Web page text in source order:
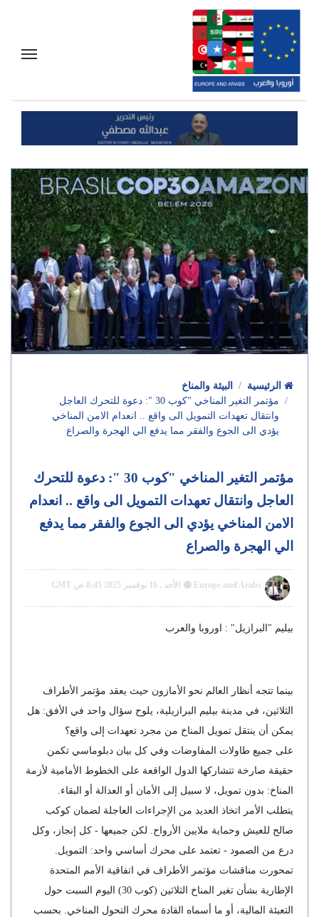
البيئة والمناخ
مؤتمر التغير المناخي "كوب 30 ": دعوة للتحرك العاجل
وانتقال تعهدات التمويل الى واقع .. انعدام الامن المناخي
يؤدي الى الجوع والفقر مما يدفع الي الهجرة والصراع
مؤتمر التغير المناخي "كوب 30 ": دعوة للتحرك
العاجل وانتقال تعهدات التمويل الى واقع .. انعدام
الامن المناخي يؤدي الى الجوع والفقر مما يدفع
الي الهجرة والصراع
Europe and Arabs الأحد , 16 نوفمبر 2025 8:45 ص GMT
بيليم "البرازيل" : اوروبا والعرب
بينما تتجه أنظار العالم نحو الأمازون حيث يعقد مؤتمر الأطراف
الثلاثين، في مدينة بيليم البرازيلية، يلوح سؤال واحد في الأفق: هل
يمكن أن ينتقل تمويل المناخ من مجرد تعهدات إلى واقع؟
على جميع طاولات المفاوضات وفي كل بيان دبلوماسي تكمن
حقيقة صارخة تتشاركها الدول الواقعة على الخطوط الأمامية لأزمة
المناخ: بدون تمويل، لا سبيل إلى الأمان أو العدالة أو البقاء.
يتطلب الأمر اتخاذ العديد من الإجراءات العاجلة لضمان كوكب
صالح للعيش وحماية ملايين الأرواح. لكن جميعها - كل إنجاز، وكل
درع من الصمود - تعتمد على محرك أساسي واحد: التمويل.
تمحورت مناقشات مؤتمر الأطراف في اتفاقية الأمم المتحدة
الإطارية بشأن تغير المناخ الثلاثين (كوب 30) اليوم السبت حول
التعبئة المالية، أو ما أسماه القادة محرك التحول المناخي. بحسب